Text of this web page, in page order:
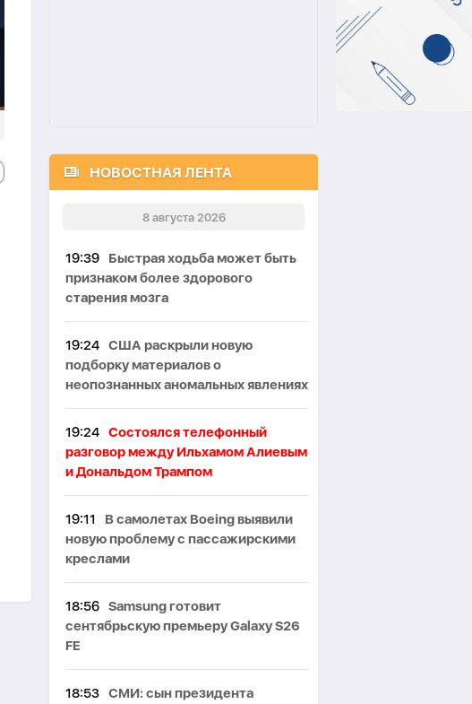
НОВОСТНАЯ ЛЕНТА
8 августа 2026
19:39
Быстрая ходьба может быть
признаком более здорового
старения мозга
19:24 США раскрыли новую
подборку материалов о
неопознанных аномальных явлениях
19:24 Состоялся телефонный
разговор между Ильхамом Алиевым
и Дональдом Трампом
19:11
В самолетах Boeing выявили
новую проблему с пассажирскими
креслами
18:56 Samsung готовит
сентябрьскую премьеру Galaxy S26
FE
18:53 СМИ: сын президента